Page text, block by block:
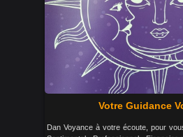
Votre Guidance
Dan Voyance à votre écoute, pour